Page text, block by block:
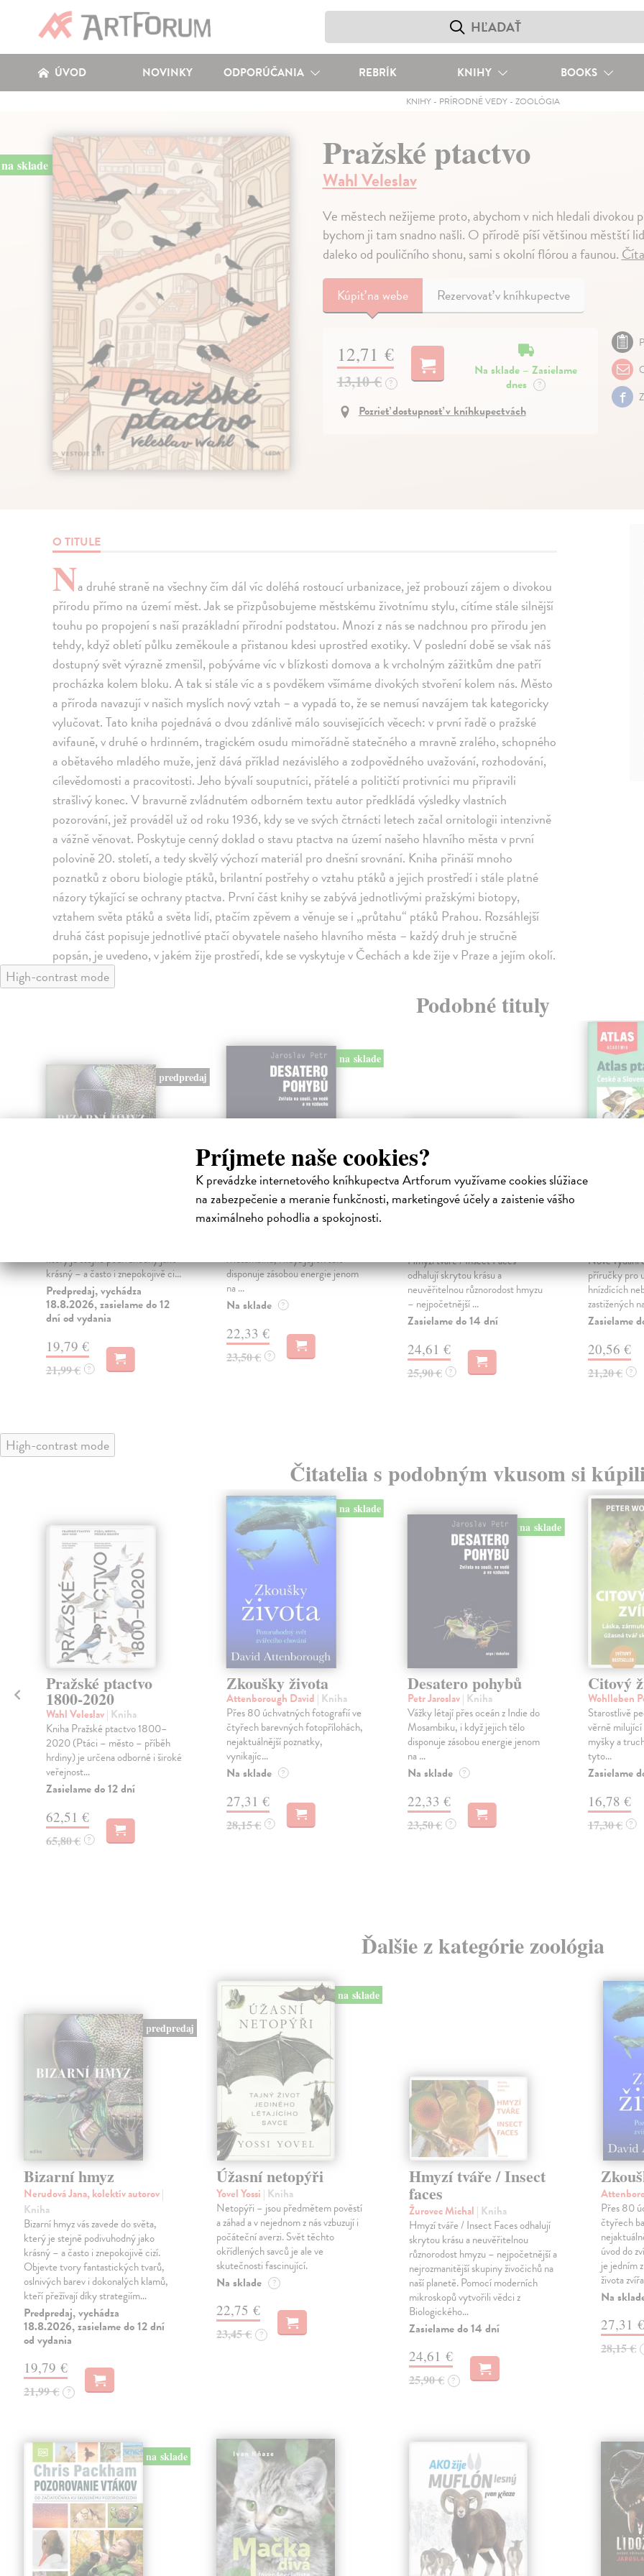
Príjmete naše cookies?
K prevádzke internetového kníhkupectva Artforum využívame cookies slúžiace
na zabezpečenie a meranie funkčnosti, marketingové účely a zaistenie vášho
maximálneho pohodlia a spokojnosti.
ÚVOD NOVINKY ODPORÚČANIA REBRÍK KNIHY BOOKS
KNIHY- PRÍRODNÉ VEDY- ZOOLÓGIA
na sklade Pražské ptactvo
Wahl Veleslav
Ve městech nežijeme proto, abychom v nich hledali divokou
bychom ji tam snadno našli. O přírodě píší většinou městští
daleko od pouličního shonu, sami s okolní flórou a faunou.
Kúpiťna webe Rezervovať v kníhkupectve
12,71 €
13,10 € ?
Na sklade – Zasielame
dnes
?
Pozrieť dostupnosť v kníhkupectvách
O TITULE
Na druhé straně na všechny čím dál víc doléhá rostoucí urbanizace, jež probouzí zájem o divokou
přírodu přímo na území měst. Jak se přizpůsobujeme městskému životnímu stylu, cítíme stále silnější
touhu po propojení s naší prazákladní přírodní podstatou. Mnozí z nás se nadchnou pro přírodu jen
tehdy, když obletí půlku zeměkoule a přistanou kdesi uprostřed exotiky. V poslední době se však náš
dostupný svět výrazně zmenšil, pobýváme víc v blízkosti domova a k vrcholným zážitkům dne patří
procházka kolem bloku. A tak si stále víc a s povděkem všímáme divokých stvoření kolem nás. Město
a příroda navazují v našich myslích nový vztah – a vypadá to, že se nemusí navzájem tak kategoricky
vylučovat. Tato kniha pojednává o dvou zdánlivě málo souvisejících věcech: v první řadě o pražské
avifauně, v druhé o hrdinném, tragickém osudu mimořádně statečného a mravně zralého, schopného
a obětavého mladého muže, jenž dává příklad nezávislého a zodpovědného uvažování, rozhodování,
cílevědomosti a pracovitosti. Jeho bývalí souputníci, přátelé a političtí protivníci mu připravili
strašlivý konec. V bravurně zvládnutém odborném textu autor předkládá výsledky vlastních
pozorování, jež prováděl už od roku 1936, kdy se ve svých čtrnácti letech začal ornitologii intenzivně
a vážně věnovat. Poskytuje cenný doklad o stavu ptactva na území našeho hlavního města v první
polovině 20. století, a tedy skvělý výchozí materiál pro dnešní srovnání. Kniha přináší mnoho
poznatků z oboru biologie ptáků, brilantní postřehy o vztahu ptáků a jejich prostředí i stále platné
názory týkající se ochrany ptactva. První část knihy se zabývá jednotlivými pražskými biotopy,
vztahem světa ptáků a světa lidí, ptačím zpěvem a věnuje se i „průtahu“ ptáků Prahou. Rozsáhlejší
druhá část popisuje jednotlivé ptačí obyvatele našeho hlavního města – každý druh je stručně
popsán, je uvedeno, v jakém žije prostředí, kde se vyskytuje v Čechách a kde žije v Praze a jejím okolí.
High-contrast mode
Podobné tituly
predpredaj
který je stejně podivuhodný jako
krásný – a často i znepokojivě ci...
Predpredaj, vychádza
18.8.2026, zasielame do 12
dní od vydania
19,79 €
21,99 € ?
na sklade
Desatero pohybů
Petr Jaroslav
Mosambiku, i když jejich tělo
disponuje zásobou energie jenom
na ...
Na sklade ?
22,33 €
23,50 € ?
Hmyzí tváře / Insect
Hmyzí tváře / Insect Faces
odhalují skrytou krásu a
neuvěřitelnou různorodost hmyzu
– nejpočetnější ...
Zasielame do 14 dní
24,61 €
25,90 € ?
Atlas
Nové vydání
příručky pro
hnízdících
zastižených
Zasielame
20,56 €
21,20 € ?
High-contrast mode
Čitatelia s podobným vkusom si
Pražské ptactvo
1800-2020
Wahl Veleslav| Kniha
Kniha Pražské ptactvo 1800–
2020 (Ptáci – město – příběh
hrdiny) je určena odborné i široké
veřejnost...
Zasielame do 12 dní
62,51 €
65,80 € ?
na sklade
Zkoušky života
Attenborough David | Kniha
Přes 80 úchvatných fotografií ve
čtyřech barevných fotopřílohách,
nejaktuálnější poznatky,
vynikajíc...
Na sklade ?
27,31 €
28,15 € ?
na sklade
Desatero pohybů
Petr Jaroslav| Kniha
Vážky létají přes oceán z Indie do
Mosambiku, i když jejich tělo
disponuje zásobou energie jenom
na ...
Na sklade ?
22,33 €
23,50 € ?
Citový
Wohlleben
Starostlivě
věrně
myšky a
tyto...
Zasielame
16,78 €
17,30 € ?
Ďalšie z kategórie zoológia
predpredaj
Bizarní hmyz
Nerudová Jana, kolektív autorov|
Kniha
Bizarní hmyz vás zavede do světa,
který je stejně podivuhodný jako
krásný – a často i znepokojivě cizí.
Objevte tvory fantastických tvarů,
oslnivých barev i dokonalých klamů,
kteří přežívají díky strategiím…
Predpredaj, vychádza
18.8.2026, zasielame do 12 dní
od vydania
19,79 €
21,99 € ?
na sklade
Úžasní netopýři
Yovel Yossi | Kniha
Netopýři – jsou předmětem pověstí
a záhad a v nejednom z nás vzbuzují i
počáteční averzi. Svět těchto
okřídlených savců je ale ve
skutečnosti fascinující.
Na sklade ?
22,75 €
23,45 € ?
Hmyzí tváře / Insect
faces
Žurovec Michal | Kniha
Hmyzí tváře / Insect Faces odhalují
skrytou krásu a neuvěřitelnou
různorodost hmyzu – nejpočetnější a
nejrozmanitější skupiny živočichů na
naší planetě. Pomocí moderních
mikroskopů vytvořili vědci z
Biologického…
Zasielame do 14 dní
24,61 €
25,90 € ?
Přes 80
čtyřech
úvod do
je jedním
života
Na
27,31 €
28,15 €
na sklade